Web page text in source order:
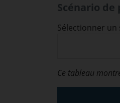
Scénario
Sélectionner un
Ce tableau